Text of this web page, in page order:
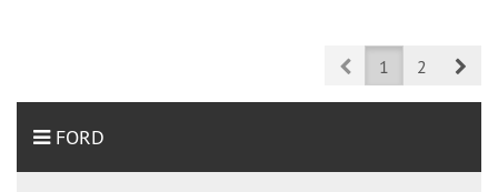
Prev1 2
FORD